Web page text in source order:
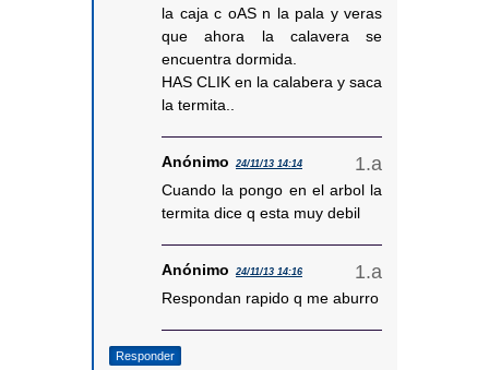
la caja c oAS n la pala y veras
que ahora la calavera se
encuentra dormida.
HAS CLIK en la calabera y saca
la termita..
Anónimo 24/11/13 14:14
Cuando la pongo en el arbol la
termita dice q esta muy debil
Anónimo 24/11/13 14:16
Respondan rapido q me aburro
Responder